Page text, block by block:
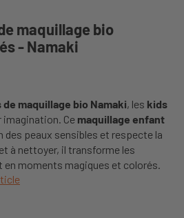
maquillage bio
- Namaki
de maquillage bio Namaki, les kids
imagination. Ce maquillage enfant
des peaux sensibles et respecte la
à nettoyer, il transforme les
moments magiques et colorés.